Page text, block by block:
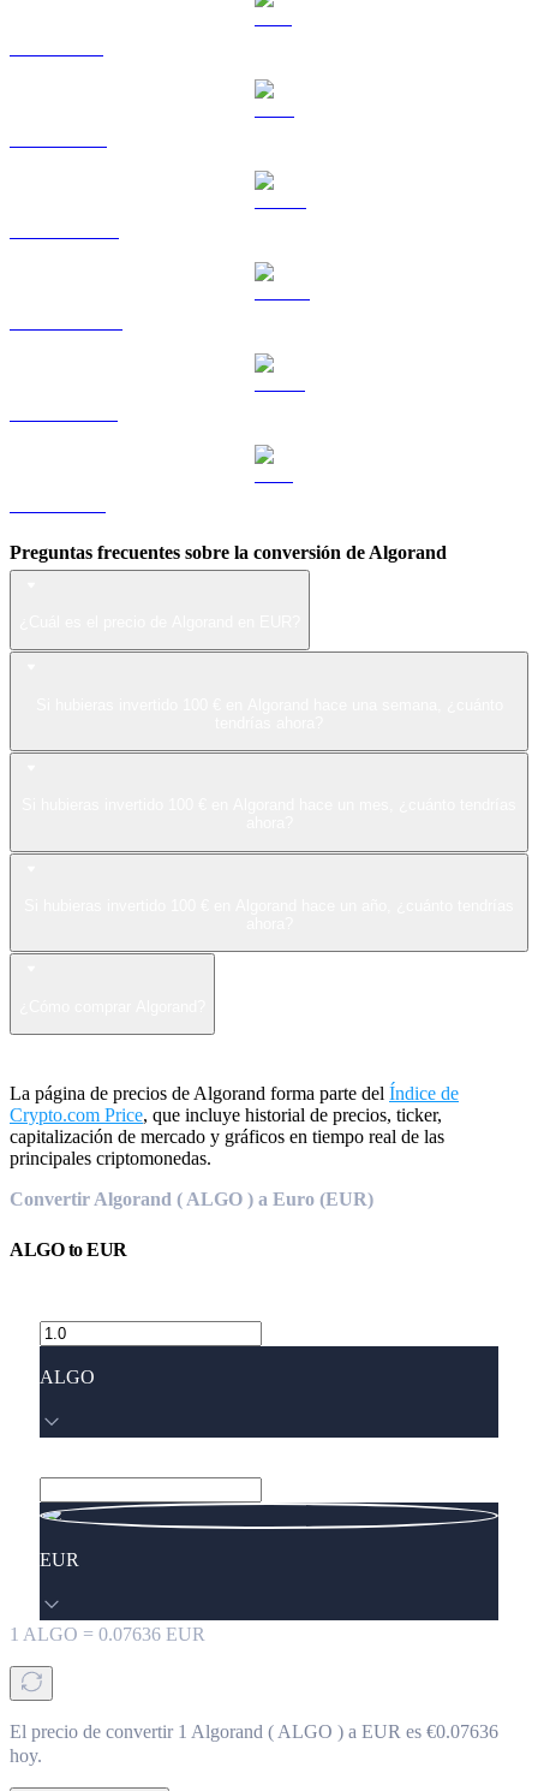
Preguntas frecuentes sobre la conversión de Algorand
La página de precios de Algorand forma parte del Índice de
Crypto.com Price, que incluye historial de precios, ticker,
capitalización de mercado y gráficos en tiempo real de las
principales criptomonedas.
Convertir Algorand ( ALGO ) a Euro (EUR)
ALGOtoEUR
ALGO
EUR
1 ALGO = 0.07636 EUR
El precio de convertir 1 Algorand ( ALGO ) a EUR es €0.07636
hoy.